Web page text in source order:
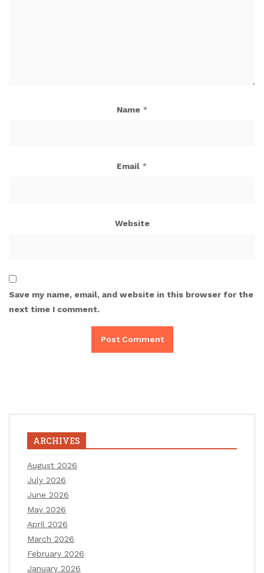
Name *
Email *
Website
Save my name, email, and website in this browser for the
next time I comment.
ARCHIVES
August 2026
July 2026
June 2026
May 2026
April 2026
March 2026
February 2026
January 2026